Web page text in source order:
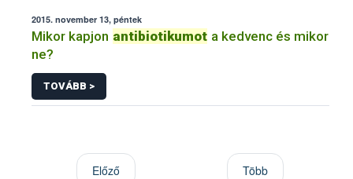
2015. november 13, péntek
Mikor kapjon antibiotikumot a kedvenc és mikor
ne?
TOVÁBB >
Előző Több